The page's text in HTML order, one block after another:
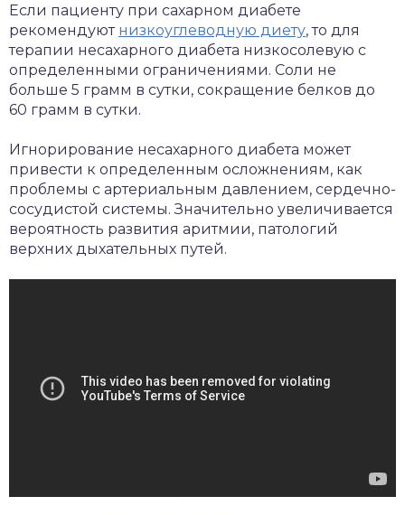
Если пациенту при сахарном диабете
рекомендуют низкоуглеводную диету, то для
терапии несахарного диабета низкосолевую с
определенными ограничениями. Соли не
больше 5 грамм в сутки, сокращение белков до
60 грамм в сутки.
Игнорирование несахарного диабета может
привести к определенным осложнениям, как
проблемы с артериальным давлением, сердечно-
сосудистой системы. Значительно увеличивается
вероятность развития аритмии, патологий
верхних дыхательных путей.